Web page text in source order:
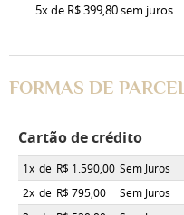
5xde R$ 399,80sem juros
FORMAS DE
Cartão de crédito
1x de R$ 1.590,00 Sem Juros
2x de R$ 795,00 Sem Juros